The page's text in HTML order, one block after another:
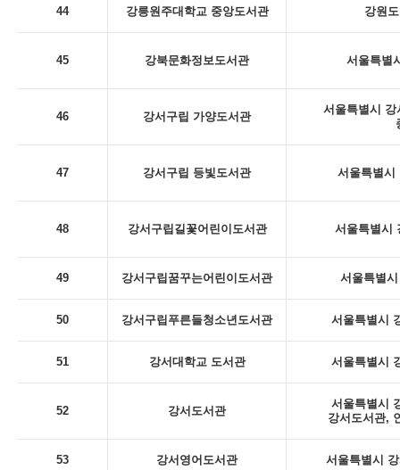
44 강릉원주대학교 중앙도서관 강원
45 강북문화정보도서관 서울특별
46 강서구립 가양도서관
서울특별시 강
47 강서구립 등빛도서관 서울특별시
48 강서구립길꽃어린이도서관 서울특별시
49 강서구립꿈꾸는어린이도서관 서울특별
50 강서구립푸른들청소년도서관 서울특별시
51 강서대학교 도서관 서울특별시
52 강서도서관
서울특별시
강서도서관,
53 강서영어도서관 서울특별시